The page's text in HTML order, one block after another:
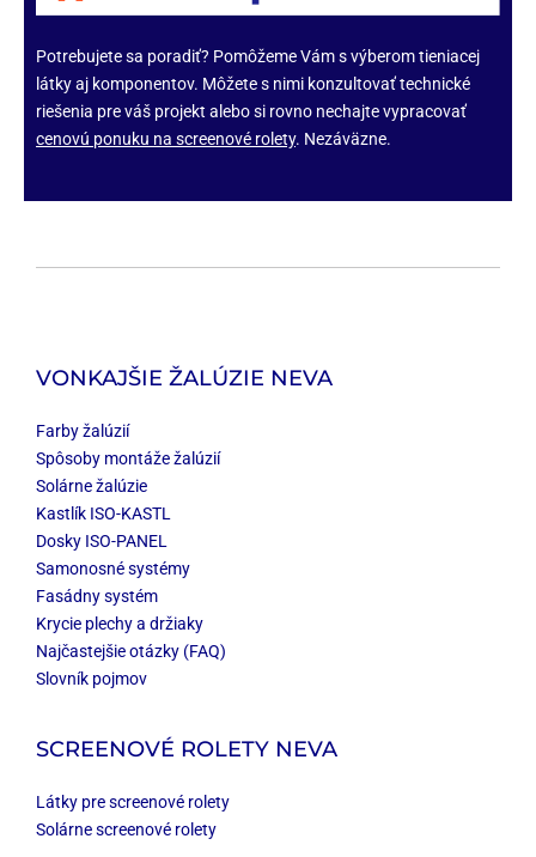
Potrebujete sa poradiť? Pomôžeme Vám s výberom tieniacej
látky aj komponentov. Môžete s nimi konzultovať technické
riešenia pre váš projekt alebo si rovno nechajte vypracovať
cenovú ponuku na screenové rolety. Nezáväzne.
VONKAJŠIE ŽALÚZIE NEVA
Farby žalúzií
Spôsoby montáže žalúzií
Solárne žalúzie
Kastlík ISO-KASTL
Dosky ISO-PANEL
Samonosné systémy
Fasádny systém
Krycie plechy a držiaky
Najčastejšie otázky (FAQ)
Slovník pojmov
SCREENOVÉ ROLETY NEVA
Látky pre screenové rolety
Solárne screenové rolety